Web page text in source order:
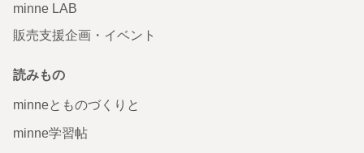
minne LAB
販売支援企画・イベント
読みもの
minneとものづくりと
minne学習帖